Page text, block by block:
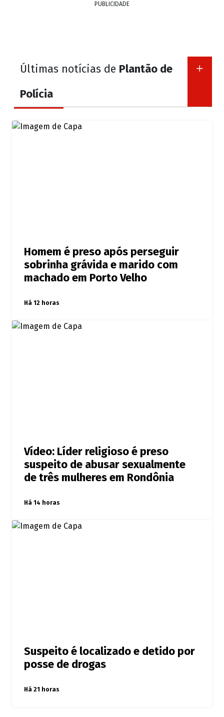
PUBLICIDADE
Últimas notícias de Plantão de
Polícia
Homem é preso após perseguir
sobrinha grávida e marido com
machado em Porto Velho
Há 12 horas
Vídeo: Líder religioso é preso
suspeito de abusar sexualmente
de três mulheres em Rondônia
Há 14 horas
Suspeito é localizado e detido por
posse de drogas
Há 21 horas